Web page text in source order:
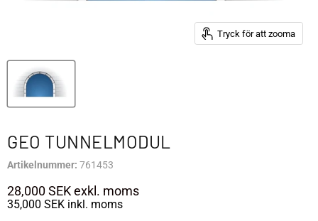
Tryck för att zooma
GEO TUNNELMODUL
Artikelnummer: 761453
28,000 SEKexkl. moms
35,000 SEK inkl. moms